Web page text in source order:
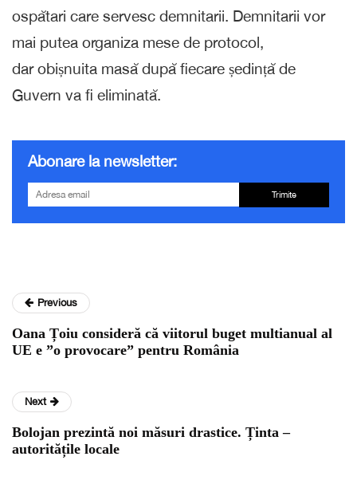
ospătari care servesc demnitarii. Demnitarii vor
mai putea organiza mese de protocol,
dar obișnuita masă după fiecare ședință de
Guvern va fi eliminată.
Abonare la newsletter:
Trimite
Previous
Oana Țoiu consideră că viitorul buget multianual al
UE e ”o provocare” pentru România
Next
Bolojan prezintă noi măsuri drastice. Ținta –
autoritățile locale